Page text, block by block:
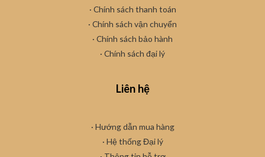
· Chính sách thanh toán
· Chính sách vận chuyển
· Chính sách bảo hành
· Chính sách đại lý
Liên hệ
· Hướng dẫn mua hàng
· Hệ thống Đại lý